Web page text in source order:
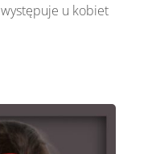
u kobiet